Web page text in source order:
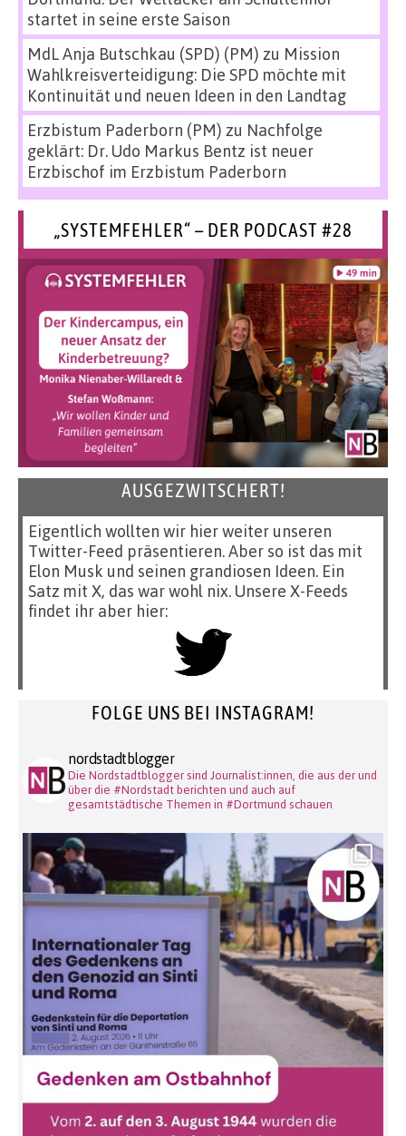
startet in seine erste Saison
MdL Anja Butschkau (SPD) (PM) zu Mission
Wahlkreisverteidigung: Die SPD möchte mit
Kontinuität und neuen Ideen in den Landtag
Erzbistum Paderborn (PM) zu Nachfolge
geklärt: Dr. Udo Markus Bentz ist neuer
Erzbischof im Erzbistum Paderborn
„SYSTEMFEHLER“ – DER PODCAST #28
AUSGEZWITSCHERT!
Eigentlich wollten wir hier weiter unseren
Twitter-Feed präsentieren. Aber so ist das mit
Elon Musk und seinen grandiosen Ideen. Ein
Satz mit X, das war wohl nix. Unsere X-Feeds
findet ihr aber hier:
FOLGE UNS BEI INSTAGRAM!
nordstadtblogger
Die Nordstadtblogger sind Journalist:innen, die aus der und
über die #Nordstadt berichten und auch auf
gesamtstädtische Themen in #Dortmund schauen